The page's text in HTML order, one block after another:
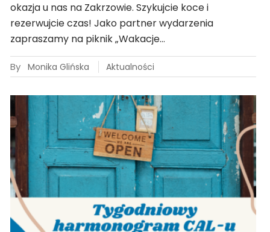
okazja u nas na Zakrzowie. Szykujcie koce i
rezerwujcie czas! Jako partner wydarzenia
zapraszamy na piknik „Wakacje…
By Monika Glińska Aktualności